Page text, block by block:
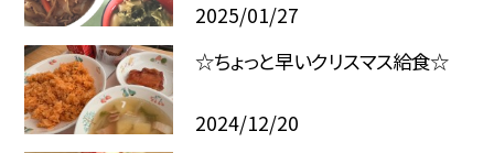
2025/01/27
☆ちょっと早いクリスマス給食☆
2024/12/20